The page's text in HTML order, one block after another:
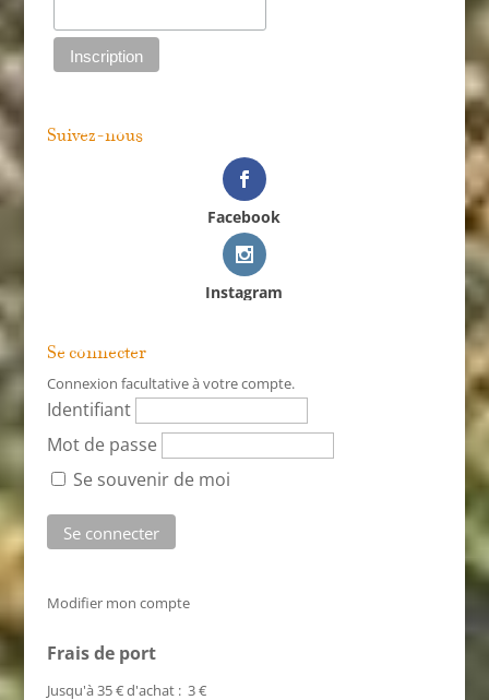
Suivez-nous
Facebook
Instagram
Se connecter
Connexion facultative à votre compte.
Identifiant
Mot de passe
Se souvenir de moi
Modifier mon compte
Frais de port
Jusqu'à 35 € d'achat : 3 €